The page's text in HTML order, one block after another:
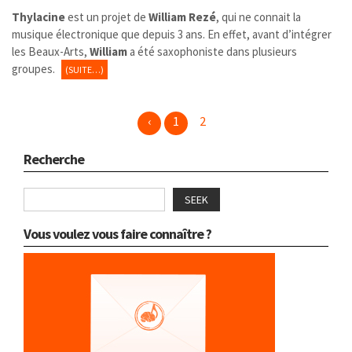
Thylacineest un projet de William Rezé, qui ne connait la
musique électronique que depuis 3 ans. En effet, avant d’intégrer
les Beaux-Arts, Williama été saxophoniste dans plusieurs
groupes.
(SUITE…)
‹ 1 2
Recherche
SEEK
Vous voulez vous faire connaître ?